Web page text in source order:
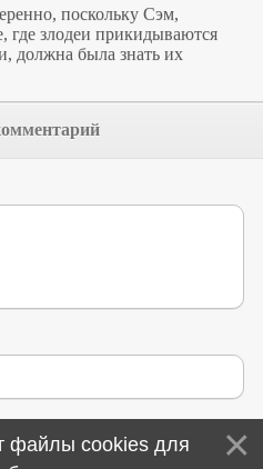
поскольку Сэм,
где злодеи прикидываются
должна была знать их
файлы cookies для